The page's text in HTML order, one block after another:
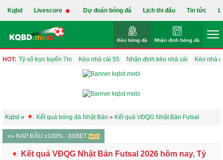
Kqbd Livescore Dự đoán bóng đá Lịch thi đấu Tin tức
Kèo bóng đá Nhận định bóng đá
HOT: Tỷ số trực tuyến 7m Kèo nhà cái 55 Nhận định kèo nhà cái Kèo nhà
Kqbd » Kết quả bóng đá Nhật Bản » Kết quả VĐQG Nhật Bản Futsal
»» NẠP ĐẦU x100% - 8XBET
Kết quả VĐQG Nhật Bản Futsal 2026 hôm nay, Tỷ